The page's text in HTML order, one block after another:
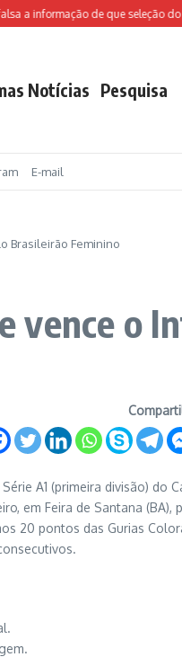
a informação de que seleção do
Notícias Pesquisa
E-mail
Brasileirão Feminino
vence o
A1 (primeira divisão) do
em Feira de Santana
20 pontos das Gurias